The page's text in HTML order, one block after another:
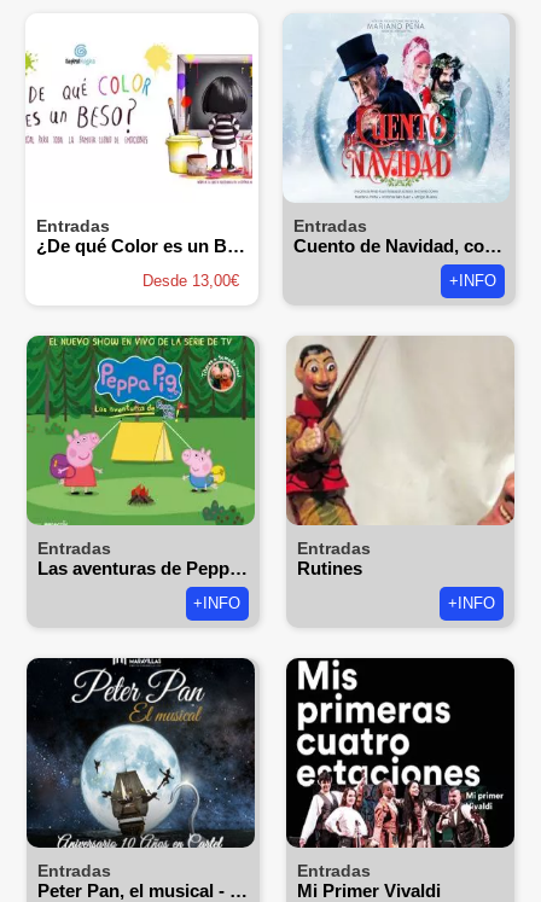
Entradas
¿De qué Color es un Beso? Un Lienzo Musical
Desde 13,00€
Entradas
Cuento de Navidad, con Mariano Peña
+INFO
Entradas
Las aventuras de Peppa Pig
+INFO
Entradas
Rutines
+INFO
Entradas
Peter Pan, el musical - Teatro Maravillas
Entradas
Mi Primer Vivaldi